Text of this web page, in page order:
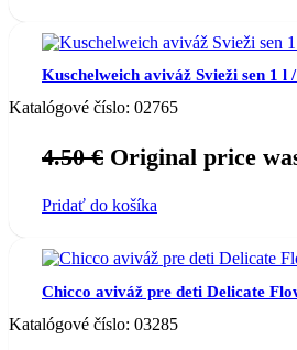
Kuschelweich aviváž Svieži sen 1 l
Katalógové číslo: 02765
4.50€ Original price
Pridať do košíka
Chicco aviváž pre deti Delicate
Katalógové číslo: 03285